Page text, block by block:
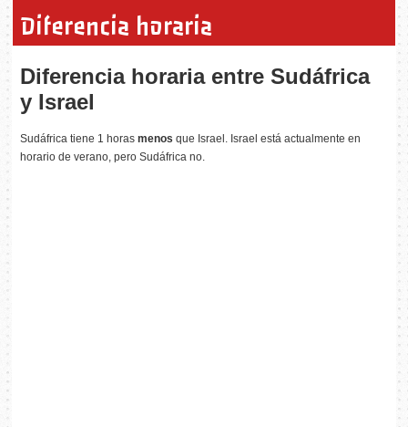
Diferencia horaria
Diferencia horaria entre Sudáfrica
y Israel
Sudáfrica tiene 1 horasmenos que Israel. Israel está actualmente en
horario de verano, pero Sudáfrica no.